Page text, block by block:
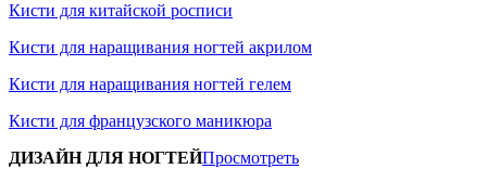
Кисти для китайской росписи
Кисти для наращивания ногтей акрилом
Кисти для наращивания ногтей гелем
Кисти для французского маникюра
ДИЗАЙН ДЛЯ НОГТЕЙПросмотреть